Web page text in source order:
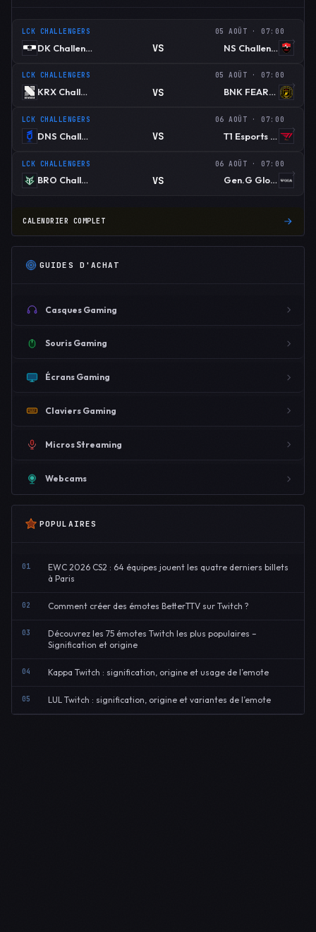
LCK CHALLENGERS 05 AOÛT · 07:00
DK Challengers VS NS Challengers
LCK CHALLENGERS 05 AOÛT · 07:00
KRX Challengers VS BNK FEARX Youth
LCK CHALLENGERS 06 AOÛT · 07:00
DNS Challengers VS T1 Esports Academy
LCK CHALLENGERS 06 AOÛT · 07:00
BRO Challengers VS Gen.G Global Academy
CALENDRIER COMPLET
GUIDES D'ACHAT
Casques Gaming
Souris Gaming
Écrans Gaming
Claviers Gaming
Micros Streaming
Webcams
POPULAIRES
01
EWC 2026 CS2 : 64 équipes jouent les quatre derniers billets
à Paris
02 Comment créer des émotes BetterTTV sur Twitch ?
03
Découvrez les 75 émotes Twitch les plus populaires –
Signification et origine
04 Kappa Twitch : signification, origine et usage de l’emote
05 LUL Twitch : signification, origine et variantes de l’emote